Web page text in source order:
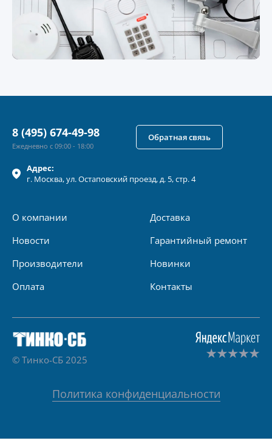
Адрес:
г. Москва, ул.Остаповский проезд, д. 5, стр. 4
О компании
Новости
Производители
Оплата
Доставка
Гарантийный ремонт
Новинки
Контакты
8 (495) 674-49-98
Ежедневно с 09:00 - 18:00
Обратная связь
© Тинко-СБ 2025
Политика конфиденциальности